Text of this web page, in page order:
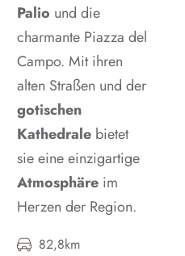
Palio und die
charmante Piazza del
Campo. Mit ihren
alten Straßen und der
gotischen
Kathedralebietet
sie eine einzigartige
Atmosphäreim
Herzen der Region.
82,8km